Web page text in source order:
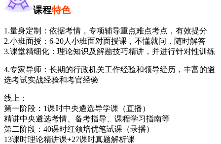
课程特色
1.量身定制：依据考情，专项辅导重点难点考点，有效提分
2.小班面授：6-20人小班面对面授课，不懂就问，随时解答
3.课堂精细化：理论知识及解题技巧精讲，并进行针对性训练
4.专家导师：长期的行政机关工作经验和领导经历，丰富的遴
选考试实战经验和考官经验
线上：
第一阶段：1课时中央遴选导学课（直播）
精讲中央遴选考情、备考指导、课程学习指南等
第二阶段：40课时红领培优笔试课（录播）
13课时理论精讲课+27课时真题解析课